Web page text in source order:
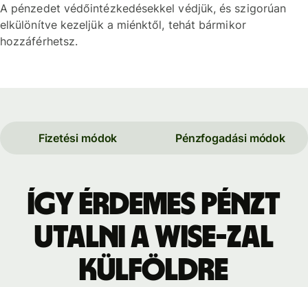
A pénzedet védőintézkedésekkel védjük, és szigorúan
elkülönítve kezeljük a miénktől, tehát bármikor
hozzáférhetsz.
Fizetési módok Pénzfogadási módok
Így érdemes pénzt
utalni a Wise-zal
külföldre